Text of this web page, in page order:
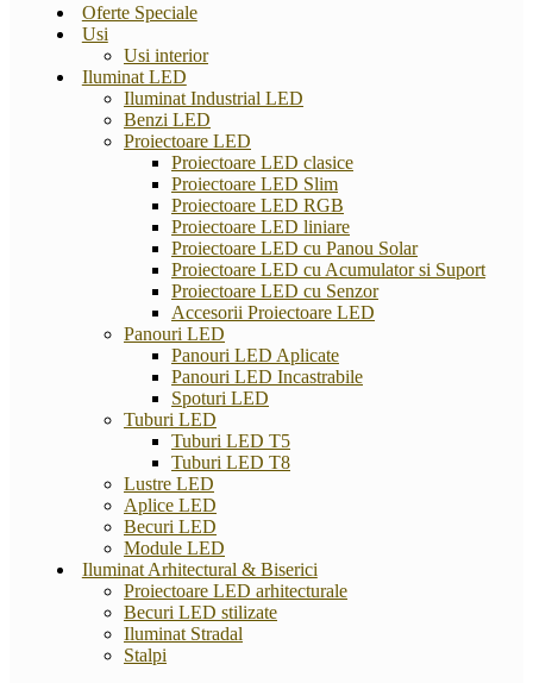
Oferte Speciale
Usi
Usi interior
Iluminat LED
Iluminat Industrial LED
Benzi LED
Proiectoare LED
Proiectoare LED clasice
Proiectoare LED Slim
Proiectoare LED RGB
Proiectoare LED liniare
Proiectoare LED cu Panou Solar
Proiectoare LED cu Acumulator si Suport
Proiectoare LED cu Senzor
Accesorii Proiectoare LED
Panouri LED
Panouri LED Aplicate
Panouri LED Incastrabile
Spoturi LED
Tuburi LED
Tuburi LED T5
Tuburi LED T8
Lustre LED
Aplice LED
Becuri LED
Module LED
Iluminat Arhitectural & Biserici
Proiectoare LED arhitecturale
Becuri LED stilizate
Iluminat Stradal
Stalpi